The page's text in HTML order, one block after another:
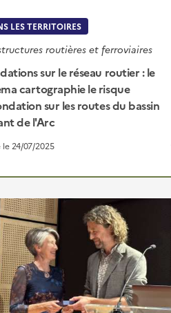
LES TERRITOIRES
routières et ferroviaires
sur le réseau routier : le
cartographie le risque
sur les routes du bassin
de l'Arc
le 24/07/2025